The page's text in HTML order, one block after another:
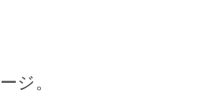
ジ。